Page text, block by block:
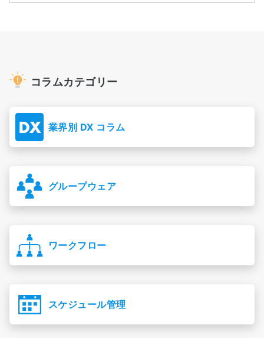
コラムカテゴリー
業界別 DX コラム
グループウェア
ワークフロー
スケジュール管理